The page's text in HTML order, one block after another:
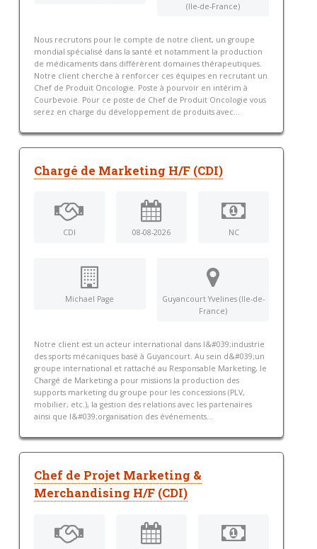
(Ile-de-France)
Nous recrutons pour le compte de notre client, un groupe
mondial spécialisé dans la santé et notamment la production
de médicaments dans différèrent domaines thérapeutiques.
Notre client cherche à renforcer ces équipes en recrutant un
Chef de Produit Oncologie. Poste à pourvoir en intérim à
Courbevoie. Pour ce poste de Chef de Produit Oncologie vous
serez en charge du développement de produits avec...
Chargé de Marketing H/F (CDI)
CDI 08-08-2026 NC
Michael Page
Guyancourt Yvelines (Ile-de-
France)
Notre client est un acteur international dans l&#039;industrie
des sports mécaniques basé à Guyancourt. Au sein d&#039;un
groupe international et rattaché au Responsable Marketing, le
Chargé de Marketing a pour missions la production des
supports marketing du groupe pour les concessions (PLV,
mobilier, etc.), la gestion des relations avec les partenaires
ainsi que l&#039;organisation des événements...
Chef de Projet Marketing &
Merchandising H/F (CDI)